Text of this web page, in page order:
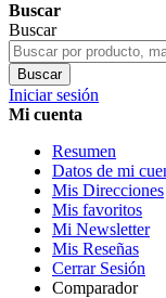
Buscar
Buscar
Buscar
Iniciar sesión
Mi cuenta
Resumen
Datos de mi
Mis Direcciones
Mis favoritos
Mi Newsletter
Mis Reseñas
Cerrar Sesión
Comparador